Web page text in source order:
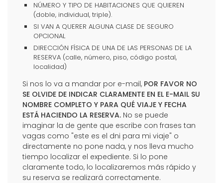
NÚMERO Y TIPO DE HABITACIONES QUE QUIEREN
(doble, individual, triple).
SI VAN A QUERER ALGUNA CLASE DE SEGURO
OPCIONAL
DIRECCIÓN FÍSICA DE UNA DE LAS PERSONAS DE LA
RESERVA (calle, número, piso, código postal,
localidad)
Si nos lo va a mandar por e-mail, POR FAVOR NO
SE OLVIDE DE INDICAR CLARAMENTE EN EL E-MAIL SU
NOMBRE COMPLETO Y PARA QUÉ VIAJE Y FECHA
ESTÁ HACIENDO LA RESERVA. No se puede
imaginar la de gente que escribe con frases tan
vagas como "este es el dni para mi viaje" o
directamente no pone nada, y nos lleva mucho
tiempo localizar el expediente. Si lo pone
claramente todo, lo localizaremos más rápido y
su reserva se realizará correctamente.